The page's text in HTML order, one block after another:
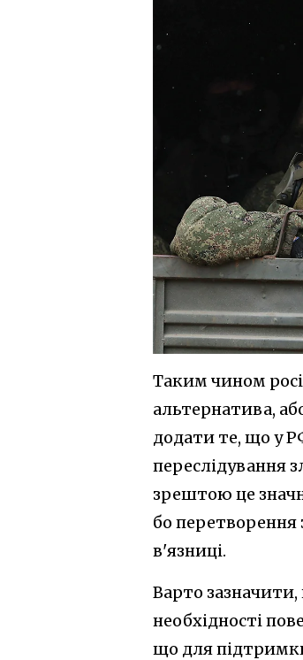
Таким чином
альтернатива,
додати те, що у
переслідування
зрештою це
бо перетворення
в'язниці.
Варто
необхідності
що для